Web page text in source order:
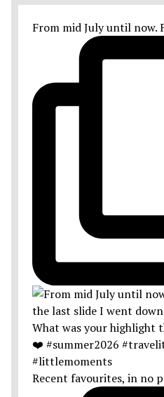
From mid July until now.
Recent favourites, in no